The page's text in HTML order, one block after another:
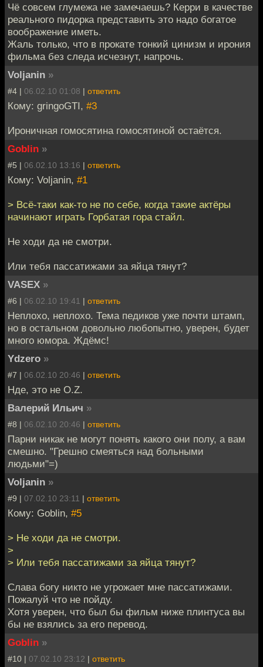
Чё совсем глумежа не замечаешь? Керри в качестве
реального пидорка представить это надо богатое
воображение иметь.
Жаль только, что в прокате тонкий цинизм и ирония
фильма без следа исчезнут, напрочь.
Voljanin »
#4 | 06.02.10 01:08 | ответить
Кому: gringoGTI, #3
Ироничная гомосятина гомосятиной остаётся.
Goblin »
#5 | 06.02.10 13:16 | ответить
Кому: Voljanin, #1
> Всё-таки как-то не по себе, когда такие актёры
начинают играть Горбатая гора стайл.
Не ходи да не смотри.
Или тебя пассатижами за яйца тянут?
VASEX »
#6 | 06.02.10 19:41 | ответить
Неплохо, неплохо. Тема педиков уже почти штамп,
но в остальном довольно любопытно, уверен, будет
много юмора. Ждёмс!
Ydzero »
#7 | 06.02.10 20:46 | ответить
Нде, это не O.Z.
Валерий Ильич »
#8 | 06.02.10 20:46 | ответить
Парни никак не могут понять какого они полу, а вам
смешно. "Грешно смеяться над больными
людьми"=)
Voljanin »
#9 | 07.02.10 23:11 | ответить
Кому: Goblin, #5
> Не ходи да не смотри.
>
> Или тебя пассатижами за яйца тянут?
Слава богу никто не угрожает мне пассатижами.
Пожалуй что не пойду.
Хотя уверен, что был бы фильм ниже плинтуса вы
бы не взялись за его перевод.
Goblin »
#10 | 07.02.10 23:12 | ответить